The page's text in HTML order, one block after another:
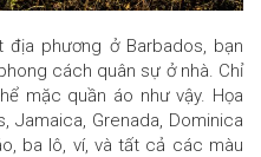
phương ở Barbados, bạn
cách quân sự ở nhà. Chỉ
mặc quần áo như vậy. Họa
Jamaica, Grenada, Dominica
ba lô, ví, và tất cả các màu